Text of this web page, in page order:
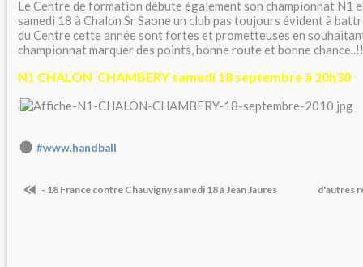
Le Centre de formation débute également son championnat N1
samedi 18 à Chalon Sr Saone un club pas toujours évident à
du Centre cette année sont fortes et prometteuses en
championnat marquer des points, bonne route et bonne
N1 CHALON CHAMBERY samedi 18 septembre à 20h30
.
#www.handball
- 18 France contre Chauvigny samedi 18 à Jean Jaures d'autres